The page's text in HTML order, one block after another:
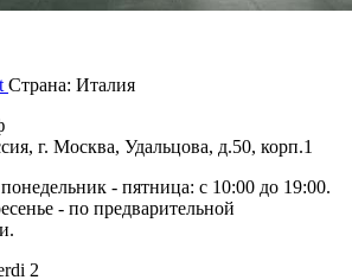
Страна: Италия
г. Москва, Удальцова, д.50, корп.1
- пятница: с 10:00 до 19:00.
- по предварительной
2